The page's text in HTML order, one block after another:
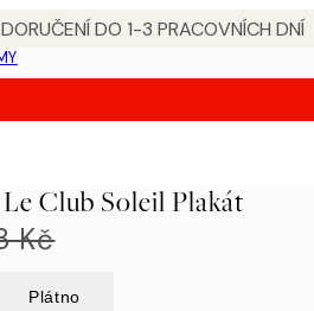
DO 1-3 PRACOVNÍCH DNÍ
Club Soleil Plakát
Kč
Plátno